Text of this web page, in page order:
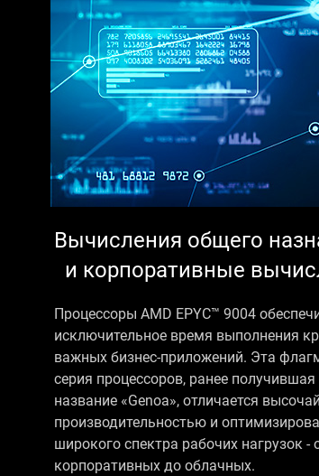
Вычисления общего
и корпоративные
Процессоры AMD EPYC™ 9004
исключительное время выполнения
важных бизнес-приложений. Эта
серия процессоров, ранее
название «Genoa», отличается
производительностью и
широкого спектра рабочих нагрузок -
корпоративных до облачных.